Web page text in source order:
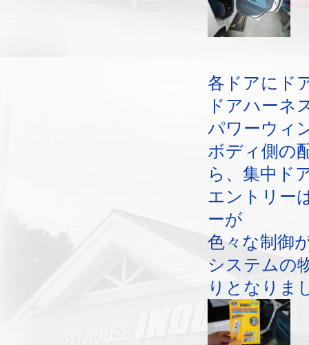
各ドアにド
ドアハーネ
パワーウィ
ボディ側の
ら、集中ド
エントリー
ーが
色々な制御
システムの
りとなりま